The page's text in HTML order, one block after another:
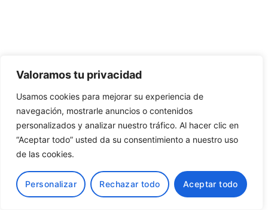
Valoramos tu privacidad
Usamos cookies para mejorar su experiencia de
navegación, mostrarle anuncios o contenidos
personalizados y analizar nuestro tráfico. Al hacer clic en
“Aceptar todo” usted da su consentimiento a nuestro uso
de las cookies.
Personalizar Rechazar todo Aceptar todo
Unidad 10